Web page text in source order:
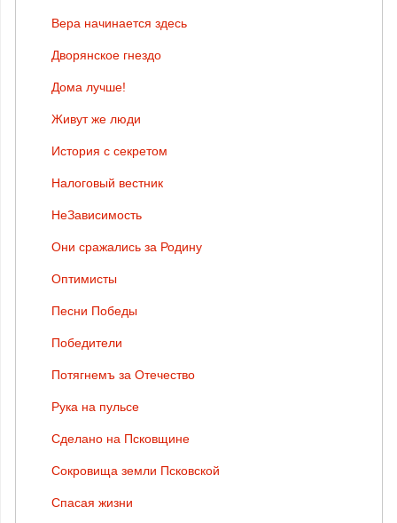
Вера начинается здесь
Дворянское гнездо
Дома лучше!
Живут же люди
История с секретом
Налоговый вестник
НеЗависимость
Они сражались за Родину
Оптимисты
Песни Победы
Победители
Потягнемъ за Отечество
Рука на пульсе
Сделано на Псковщине
Сокровища земли Псковской
Спасая жизни